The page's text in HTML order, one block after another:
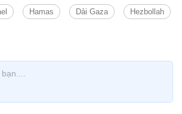
Hamas Dải Gaza Hezbollah